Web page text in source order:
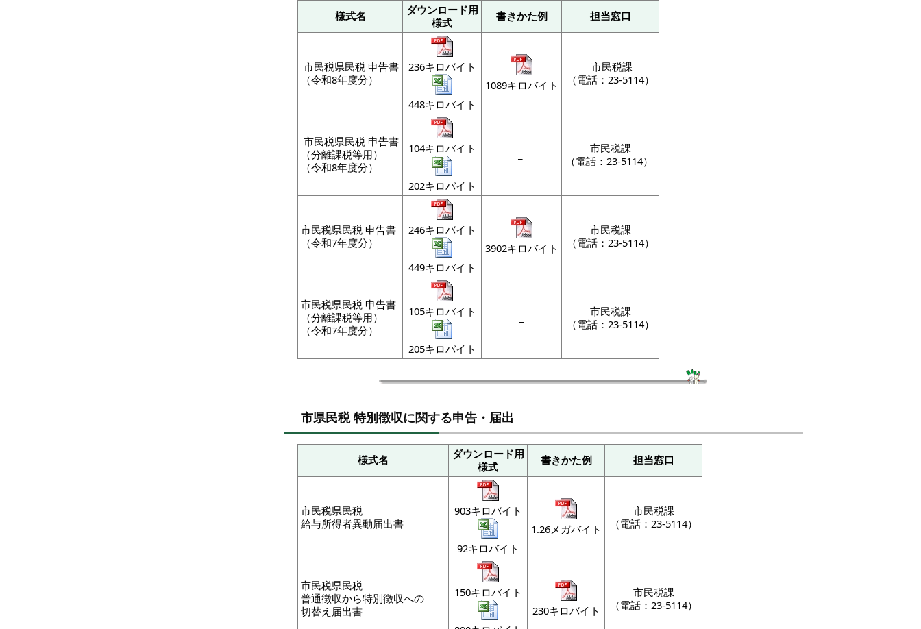
様式名
ダウンロード用
様式
書きかた例 担当窓口
市民税県民税 申告書
（令和8年度分）
236キロバイト
448キロバイト
1089キロバイト
市民税課
（電話：23-5114）
市民税県民税 申告書
（分離課税等用）
（令和8年度分）
104キロバイト
202キロバイト
市民税課
（電話：23-5114）
市民税県民税 申告書
（令和7年度分）
246キロバイト
449キロバイト
3902キロバイト
市民税課
（電話：23-5114）
市民税県民税 申告書
（分離課税等用）
（令和7年度分）
105キロバイト
205キロバイト
市民税課
（電話：23-5114）
市県民税 特別徴収に関する申告・届出
様式名
ダウンロード用
様式
書きかた例 担当窓口
市民税県民税
給与所得者異動届出書
903キロバイト
92キロバイト
1.26メガバイト
市民税課
（電話：23-5114）
市民税県民税
普通徴収から特別徴収への
切替え届出書
150キロバイト
230キロバイト
市民税課
（電話：23-5114）